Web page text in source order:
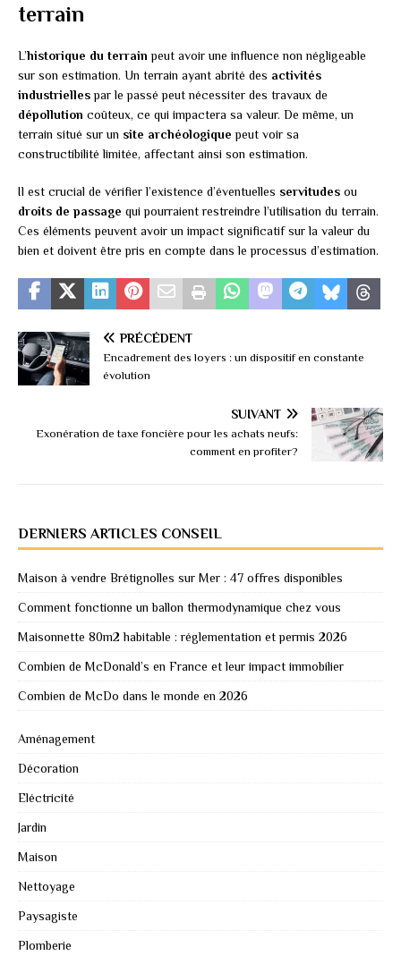
terrain
L’historique du terrain peut avoir une influence non négligeable
sur son estimation. Un terrain ayant abrité des activités
industriellespar le passé peut nécessiter des travaux de
dépollution coûteux, ce qui impactera sa valeur. De même, un
terrain situé sur un site archéologique peut voir sa
constructibilité limitée, affectant ainsi son estimation.
Il est crucial de vérifier l’existence d’éventuelles servitudes ou
droits de passage qui pourraient restreindre l’utilisation du terrain.
Ces éléments peuvent avoir un impact significatif sur la valeur du
bien et doivent être pris en compte dans le processus d’estimation.
PRÉCÉDENT
Encadrement des loyers : un dispositif en constante
évolution
SUIVANT
Exonération de taxe foncière pour les achats neufs:
comment en profiter?
DERNIERS ARTICLES CONSEIL
Maison à vendre Brétignolles sur Mer : 47 offres disponibles
Comment fonctionne un ballon thermodynamique chez vous
Maisonnette 80m2 habitable : réglementation et permis 2026
Combien de McDonald’s en France et leur impact immobilier
Combien de McDo dans le monde en 2026
Aménagement
Décoration
Eléctricité
Jardin
Maison
Nettoyage
Paysagiste
Plomberie